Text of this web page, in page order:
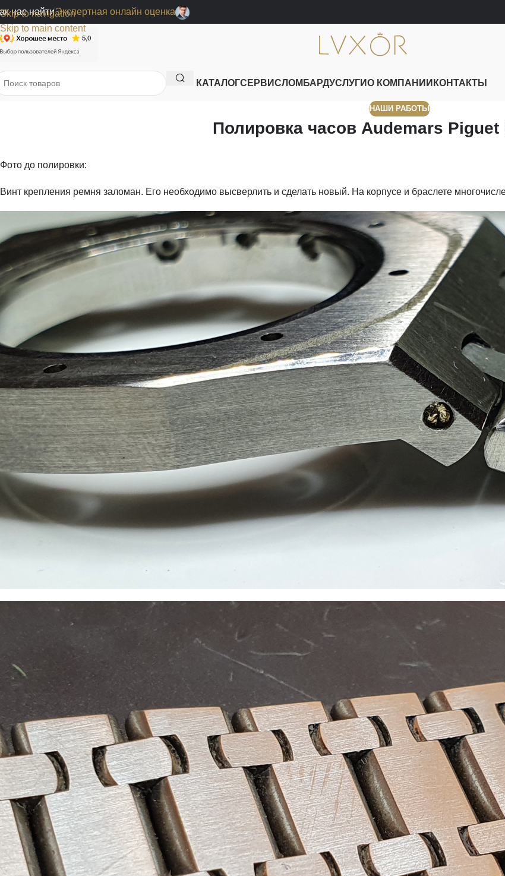
Skip to navigation
Skip to main content
нас найтиЭкспертная онлайн оценка
КАТАЛОГСЕРВИСЛОМБАРДУСЛУГИО КОМПАНИИ КОНТАКТЫ
НАШИ РАБОТЫ
Полировка часов Audemars Piguet
Фото до полировки:
Винт крепления ремня заломан. Его необходимо высверлить и сделать новый. На корпусе и браслете